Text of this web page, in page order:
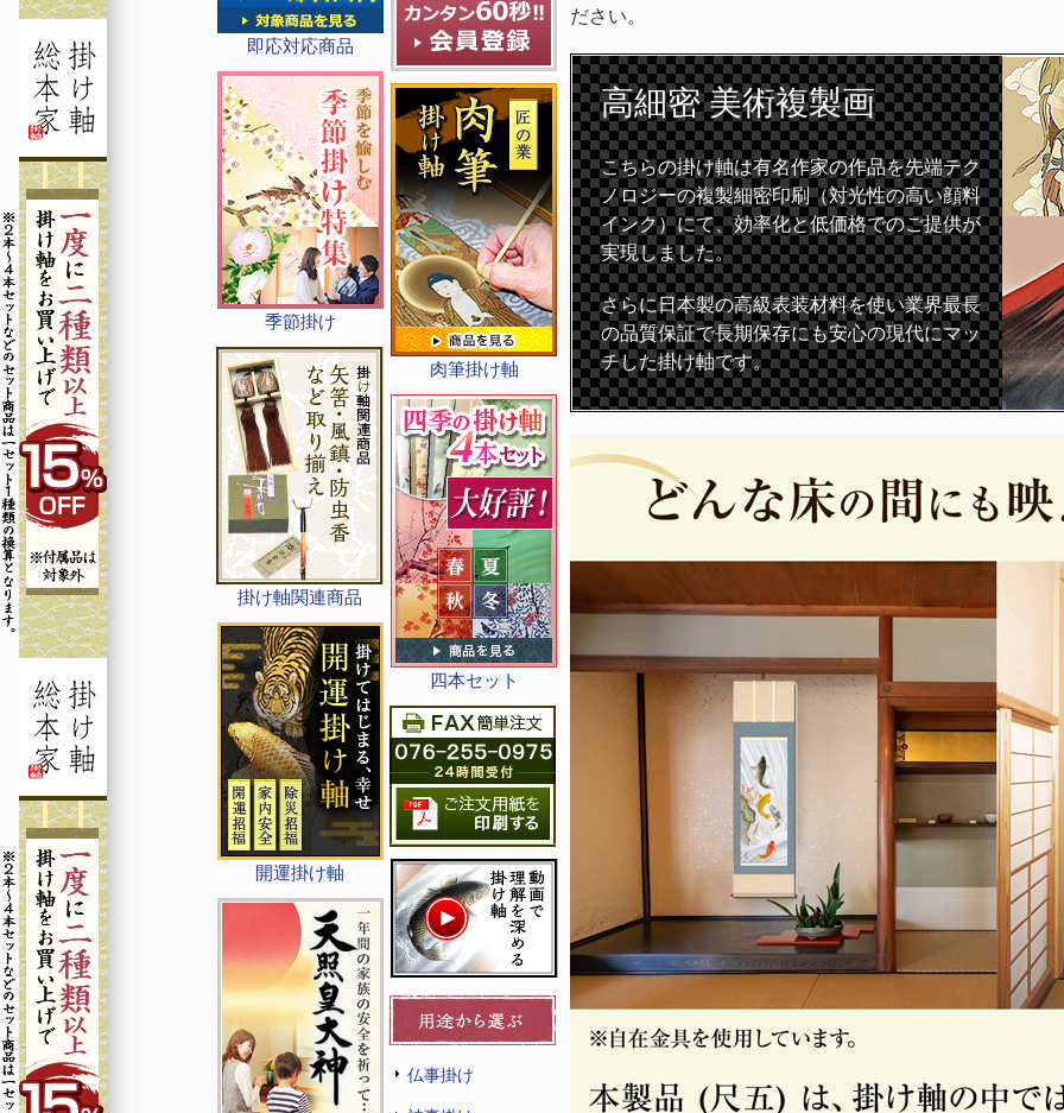
即応対応商品
季節掛け
掛け軸関連商品
開運掛け軸
肉筆掛け軸
四本セット
仏事掛け
ださい。
高細密美術複製画
こちらの掛け軸は有名作家の作品を先端テク
ノロジーの複製細密印刷（対光性の高い顔料
インク）にて、効率化と低価格でのご提供が
実現しました。
さらに日本製の高級表装材料を使い業界最長
の品質保証で長期保存にも安心の現代にマッ
チした掛け軸です。